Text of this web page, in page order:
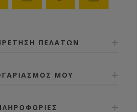
ΠΕΛΑΤΩΝ
ΜΟΥ